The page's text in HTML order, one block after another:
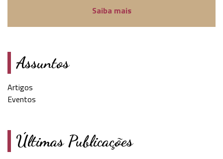
Saiba mais
Assuntos
Artigos
Eventos
Últimas Publicações